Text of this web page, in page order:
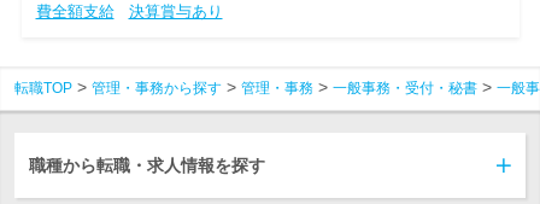
費全額支給
決算賞与あり
転職TOP 管理・事務から探す 管理・事務 一般事務・受付・秘書 一般
職種から転職・求人情報を探す